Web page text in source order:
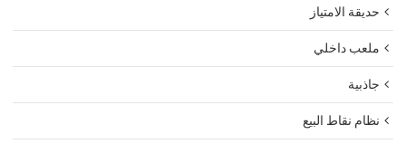
حديقة الامتياز
ملعب داخلي
جاذبية
نظام نقاط البيع